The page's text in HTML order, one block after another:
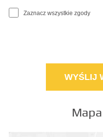
Zaznacz wszystkie zgody